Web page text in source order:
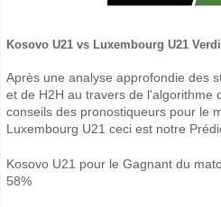
Kosovo U21 vs Luxembourg U21
Après une analyse approfondie des
et de H2H au travers de l'algorithme
conseils des pronostiqueurs pour le
Luxembourg U21 ceci est notre
Kosovo U21 pour le Gagnant du
58%